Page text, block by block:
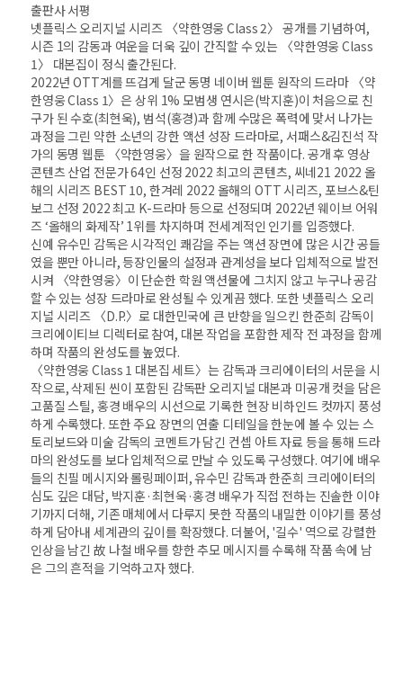
출판사 서평
넷플릭스 오리지널 시리즈 〈약한영웅 Class 2〉 공개를 기념하여,
시즌 1의 감동과 여운을 더욱 깊이 간직할 수 있는 〈약한영웅 Class
1〉 대본집이 정식 출간된다.
2022년 OTT계를 뜨겁게 달군 동명 네이버 웹툰 원작의 드라마 〈약
한영웅 Class 1〉은 상위 1% 모범생 연시은(박지훈)이 처음으로 친
구가 된 수호(최현욱), 범석(홍경)과 함께 수많은 폭력에 맞서 나가는
과정을 그린 약한 소년의 강한 액션 성장 드라마로, 서패스&김진석 작
가의 동명 웹툰 〈약한영웅〉을 원작으로 한 작품이다. 공개 후 영상
콘텐츠 산업 전문가 64인 선정 2022 최고의 콘텐츠, 씨네21 2022 올
해의 시리즈 BEST 10, 한겨레 2022 올해의 OTT 시리즈, 포브스&틴
보그 선정 2022 최고 K-드라마 등으로 선정되며 2022년 웨이브 어워
즈 ‘올해의 화제작’ 1위를 차지하며 전세계적인 인기를 입증했다.
신예 유수민 감독은 시각적인 쾌감을 주는 액션 장면에 많은 시간 공들
였을 뿐만 아니라, 등장인물의 설정과 관계성을 보다 입체적으로 발전
시켜 〈약한영웅〉이 단순한 학원 액션물에 그치지 않고 누구나 공감
할 수 있는 성장 드라마로 완성될 수 있게끔 했다. 또한 넷플릭스 오리
지널 시리즈 〈D.P.〉로 대한민국에 큰 반향을 일으킨 한준희 감독이
크리에이티브 디렉터로 참여, 대본 작업을 포함한 제작 전 과정을 함께
하며 작품의 완성도를 높였다.
〈약한영웅 Class 1 대본집 세트〉는 감독과 크리에이터의 서문을 시
작으로, 삭제된 씬이 포함된 감독판 오리지널 대본과 미공개 컷을 담은
고품질 스틸, 홍경 배우의 시선으로 기록한 현장 비하인드 컷까지 풍성
하게 수록했다. 또한 주요 장면의 연출 디테일을 한눈에 볼 수 있는 스
토리보드와 미술 감독의 코멘트가 담긴 컨셉 아트 자료 등을 통해 드라
마의 완성도를 보다 입체적으로 만날 수 있도록 구성했다. 여기에 배우
들의 친필 메시지와 롤링페이퍼, 유수민 감독과 한준희 크리에이터의
심도 깊은 대담, 박지훈·최현욱·홍경 배우가 직접 전하는 진솔한 이야
기까지 더해, 기존 매체에서 다루지 못한 작품의 내밀한 이야기를 풍성
하게 담아내 세계관의 깊이를 확장했다. 더불어, '길수' 역으로 강렬한
인상을 남긴 故 나철 배우를 향한 추모 메시지를 수록해 작품 속에 남
은 그의 흔적을 기억하고자 했다.